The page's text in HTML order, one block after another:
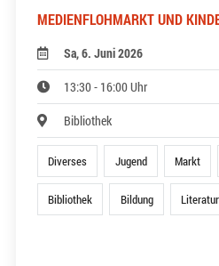
MEDIENFLOHMARKT UND
Sa, 6. Juni 2026
13:30 - 16:00 Uhr
Bibliothek
Diverses Jugend Markt
Bibliothek Bildung Literatur